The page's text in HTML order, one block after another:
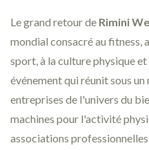
Le grand retour de Rimini
mondial consacré au fitness,
sport, à la culture physique
événement qui réunit sous
entreprises de l'univers du
machines pour l'activité
associations